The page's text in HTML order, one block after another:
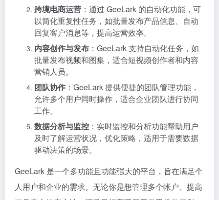
跨境电商运营 ：通过 GeeLark 的自动化功能，可
以简化重复性任务，如批量发布产品信息、自动
回复客户消息等，提高运营效率。
内容创作与发布 ：GeeLark 支持自动化任务，如
批量发布视频和图集，适合短视频创作者和内容
营销人员。
团队协作 ：GeeLark 提供便捷的团队管理功能，
允许多个用户同时操作，适合企业团队进行协同
工作。
数据分析与监控 ：实时监控和分析功能帮助用户
及时了解运营状况，优化策略，适用于需要数据
驱动决策的场景。
GeeLark 是一个多功能且功能强大的平台，旨在满足个
人用户和企业的需求。无论你是想管理多个帐户、提高